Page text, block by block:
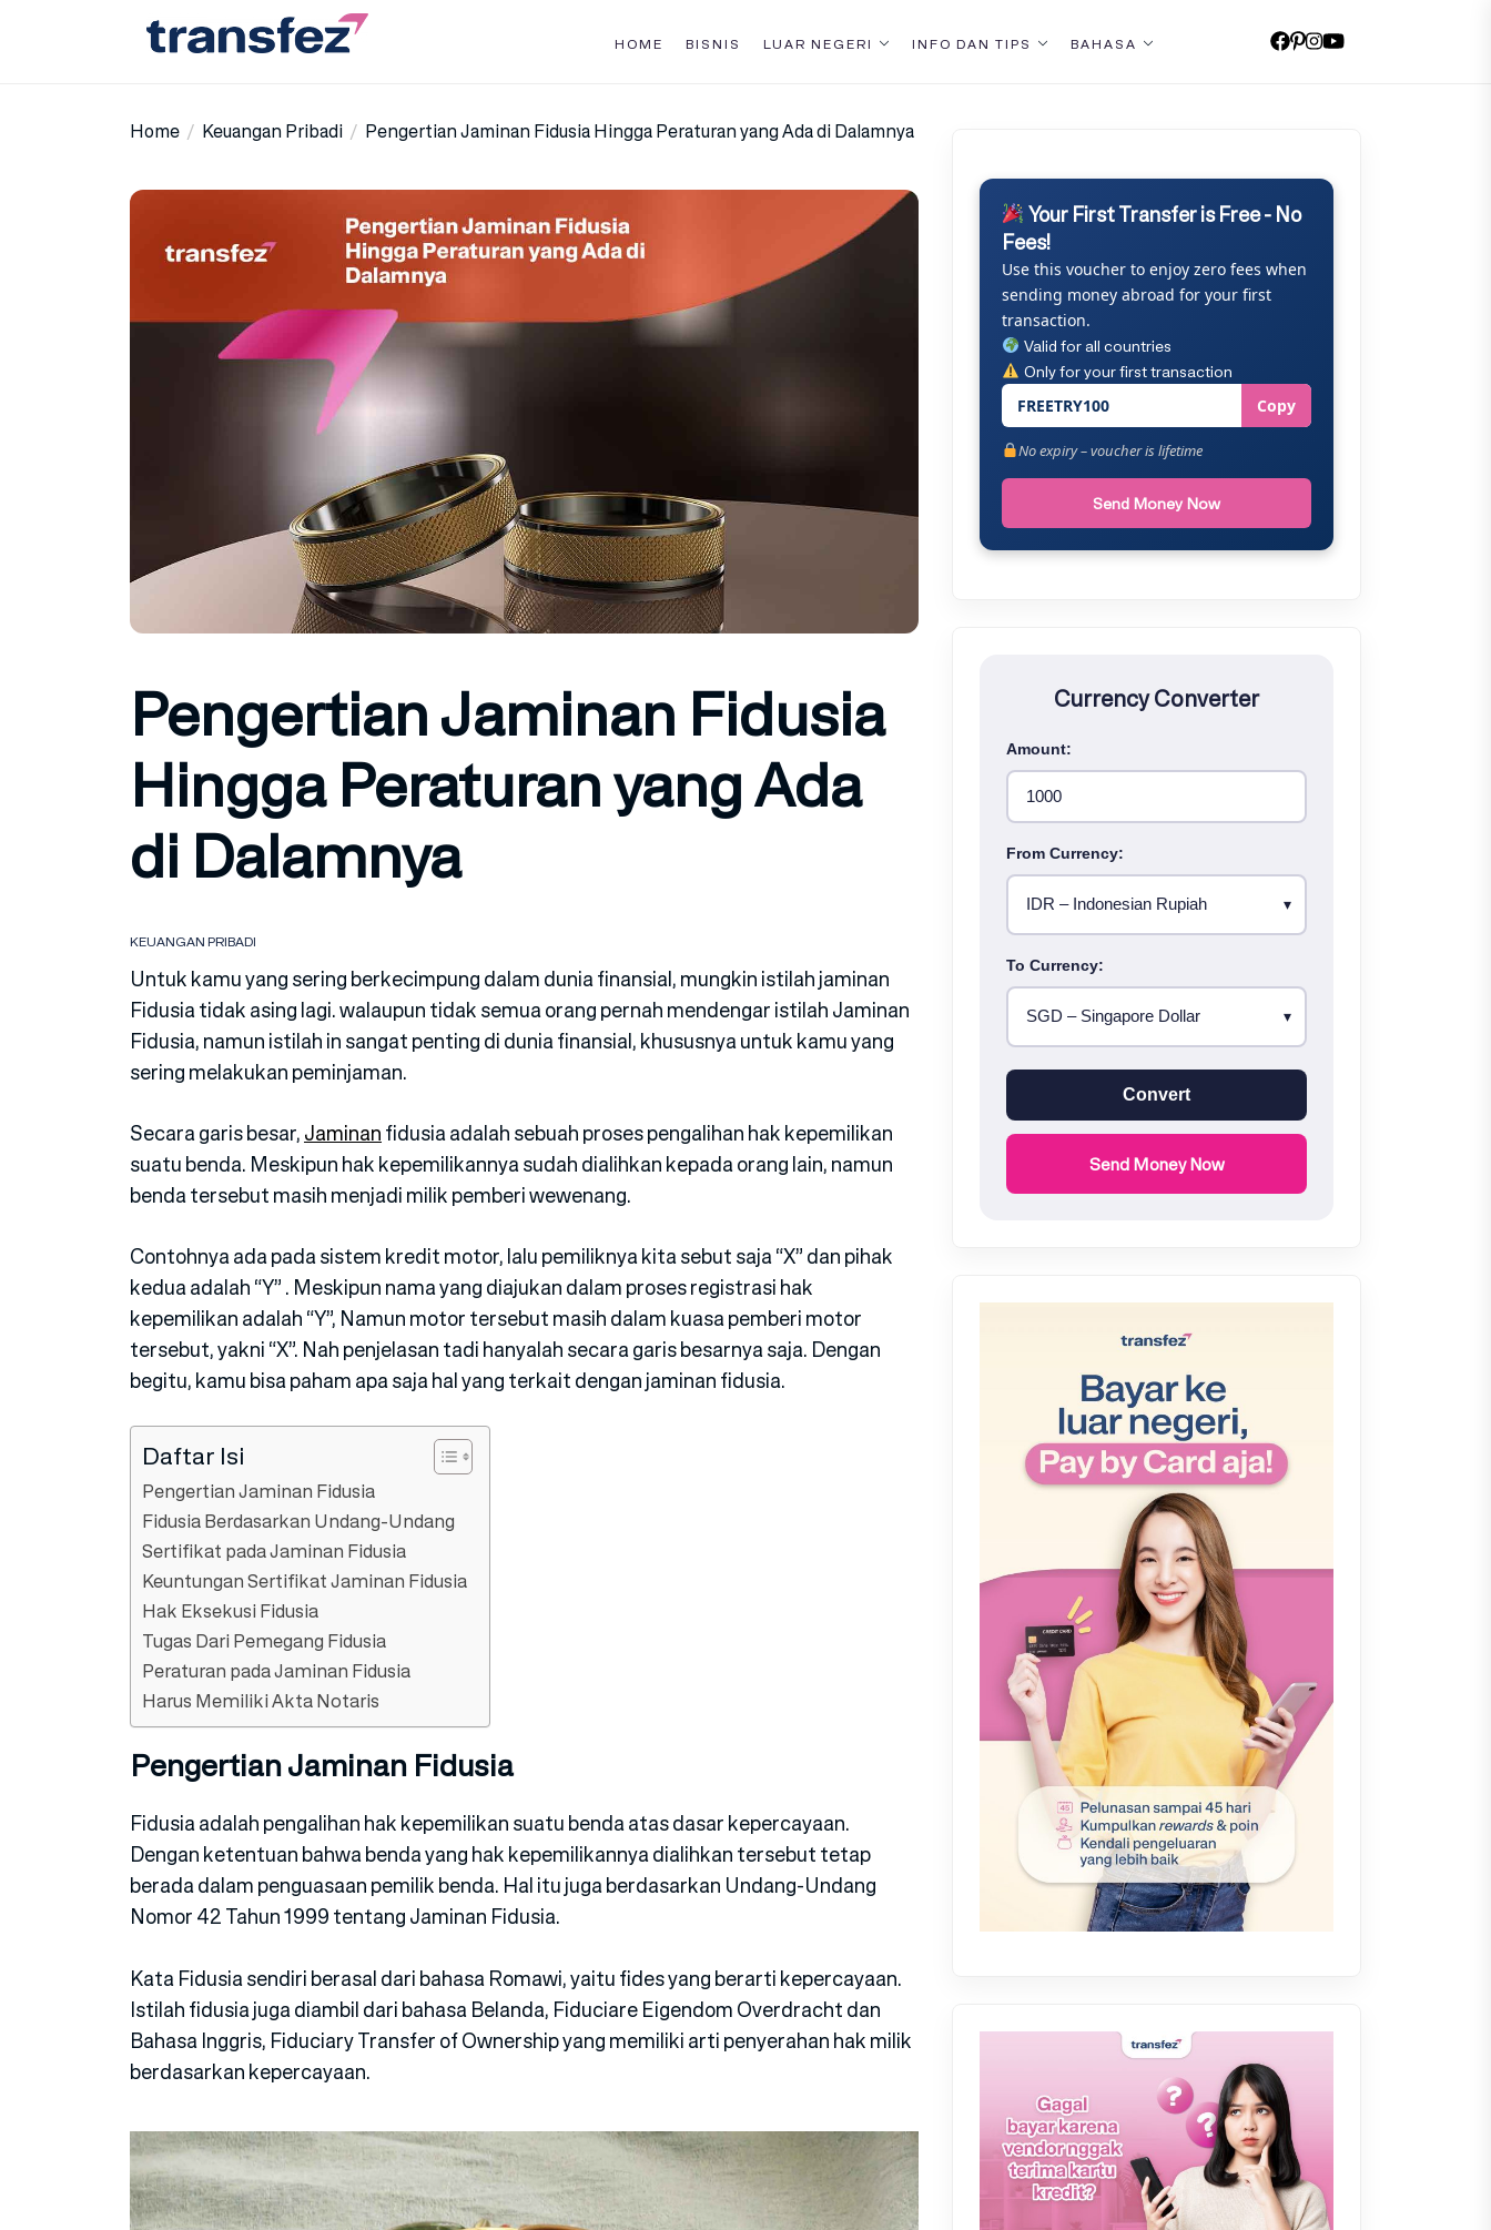
HOME BISNIS LUAR NEGERI INFO DAN TIPS BAHASA
Home Keuangan Pribadi Pengertian Jaminan Fidusia Hingga Peraturan yang Ada di Dalamnya
Pengertian Jaminan Fidusia
Hingga Peraturan yang Ada
di Dalamnya
KEUANGAN PRIBADI
Untuk kamu yang sering berkecimpung dalam dunia finansial, mungkin istilah jaminan
Fidusia tidak asing lagi. walaupun tidak semua orang pernah mendengar istilah Jaminan
Fidusia, namun istilah in sangat penting di dunia finansial, khususnya untuk kamu yang
sering melakukan peminjaman.
Secara garis besar,Jaminanfidusia adalah sebuah proses pengalihan hak kepemilikan
suatu benda. Meskipun hak kepemilikannya sudah dialihkan kepada orang lain, namun
benda tersebut masih menjadi milik pemberi wewenang.
Contohnya ada pada sistem kredit motor, lalu pemiliknya kita sebut saja “X” dan pihak
kedua adalah “Y” . Meskipun nama yang diajukan dalam proses registrasi hak
kepemilikan adalah “Y”, Namun motor tersebut masih dalam kuasa pemberi motor
tersebut, yakni “X”. Nah penjelasan tadi hanyalah secara garis besarnya saja. Dengan
begitu, kamu bisa paham apa saja hal yang terkait dengan jaminan fidusia.
Daftar Isi
Pengertian Jaminan Fidusia
Fidusia Berdasarkan Undang-Undang
Sertifikat pada Jaminan Fidusia
Keuntungan Sertifikat Jaminan Fidusia
Hak Eksekusi Fidusia
Tugas Dari Pemegang Fidusia
Peraturan pada Jaminan Fidusia
Harus Memiliki Akta Notaris
Pengertian Jaminan Fidusia
Fidusia adalah pengalihan hak kepemilikan suatu benda atas dasar kepercayaan.
Dengan ketentuan bahwa benda yang hak kepemilikannya dialihkan tersebut tetap
berada dalam penguasaan pemilik benda. Hal itu juga berdasarkan Undang-Undang
Nomor 42 Tahun 1999 tentang Jaminan Fidusia.
Kata Fidusia sendiri berasal dari bahasa Romawi, yaitu fides yang berarti kepercayaan.
Istilah fidusia juga diambil dari bahasa Belanda, Fiduciare Eigendom Overdracht dan
Bahasa Inggris, Fiduciary Transfer of Ownership yang memiliki arti penyerahan hak milik
berdasarkan kepercayaan.
Your First Transfer is Free - No
Fees!
Use this voucher to enjoy zero fees when
sending money abroad for your first
transaction.
Valid for all countries
Only for your first transaction
FREETRY100 Copy
No expiry – voucher is lifetime
Send Money Now
Currency Converter
Amount:
From Currency:
To Currency:
Convert
Send Money Now